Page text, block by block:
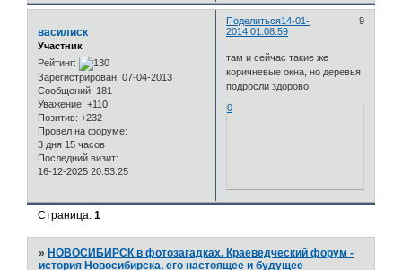
Поделиться 9
14-01-
2014 01:08:59
василиск
Участник
Рейтинг:
Зарегистрирован: 07-04-2013
Сообщений: 181
Уважение: +110
Позитив: +232
Провел на форуме:
3 дня 15 часов
Последний визит:
16-12-2025 20:53:25
там и сейчас такие же
коричневые окна, но деревья
подросли здорово!
0
Страница:1
»НОВОСИБИРСК в фотозагадках. Краеведческий форум -
история Новосибирска, его настоящее и будущее